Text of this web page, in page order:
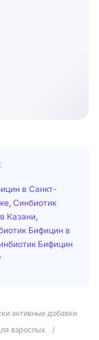
в Санкт-
Синбиотик
Казани
Бифицин в
Бифицин
активные добавки
взрослых
/